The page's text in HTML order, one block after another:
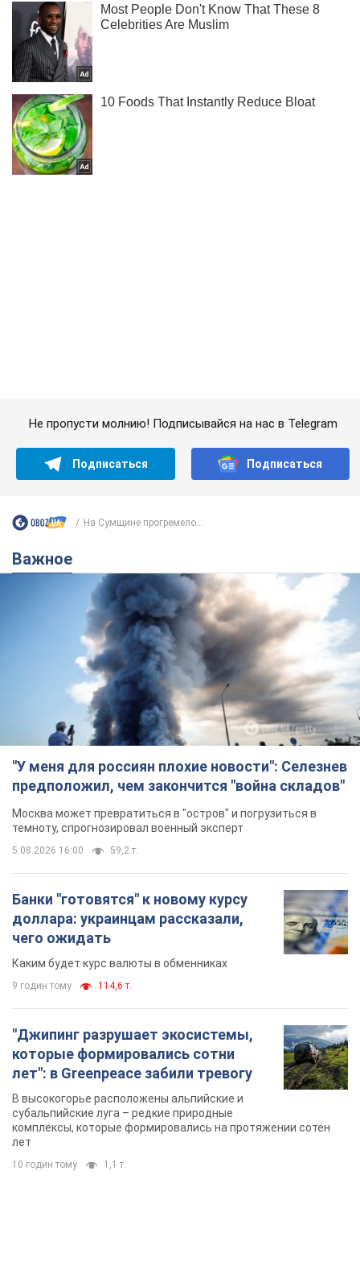
предположил, чем закончится "война складов"
Москва может превратиться в "остров" и погрузиться в
темноту, спрогнозировал военный эксперт
59,2 т.
Банки "готовятся" к новому курсу
доллара: украинцам рассказали,
чего ожидать
Каким будет курс валюты в обменниках
9 годин тому
"Джипинг разрушает экосистемы,
которые формировались сотни
лет": в Greenpeace забили тревогу
В высокогорье расположены альпийские и
комплексы, которые формировались на протяжении сотен
лет
10 годин тому 1,1 т.